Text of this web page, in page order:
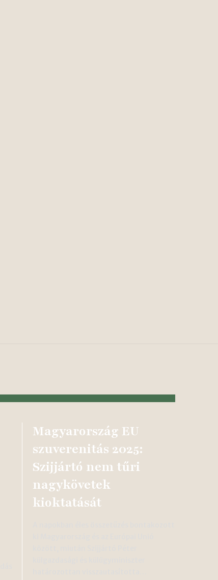
Magyarország EU
szuverenitás 2025:
Szijjártó nem tűri
nagykövetek
kioktatását